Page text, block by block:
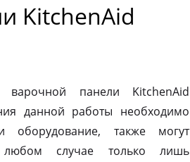
KitchenAid
варочной панели KitchenAid
данной работы необходимо
оборудование, также могут
любом случае только лишь